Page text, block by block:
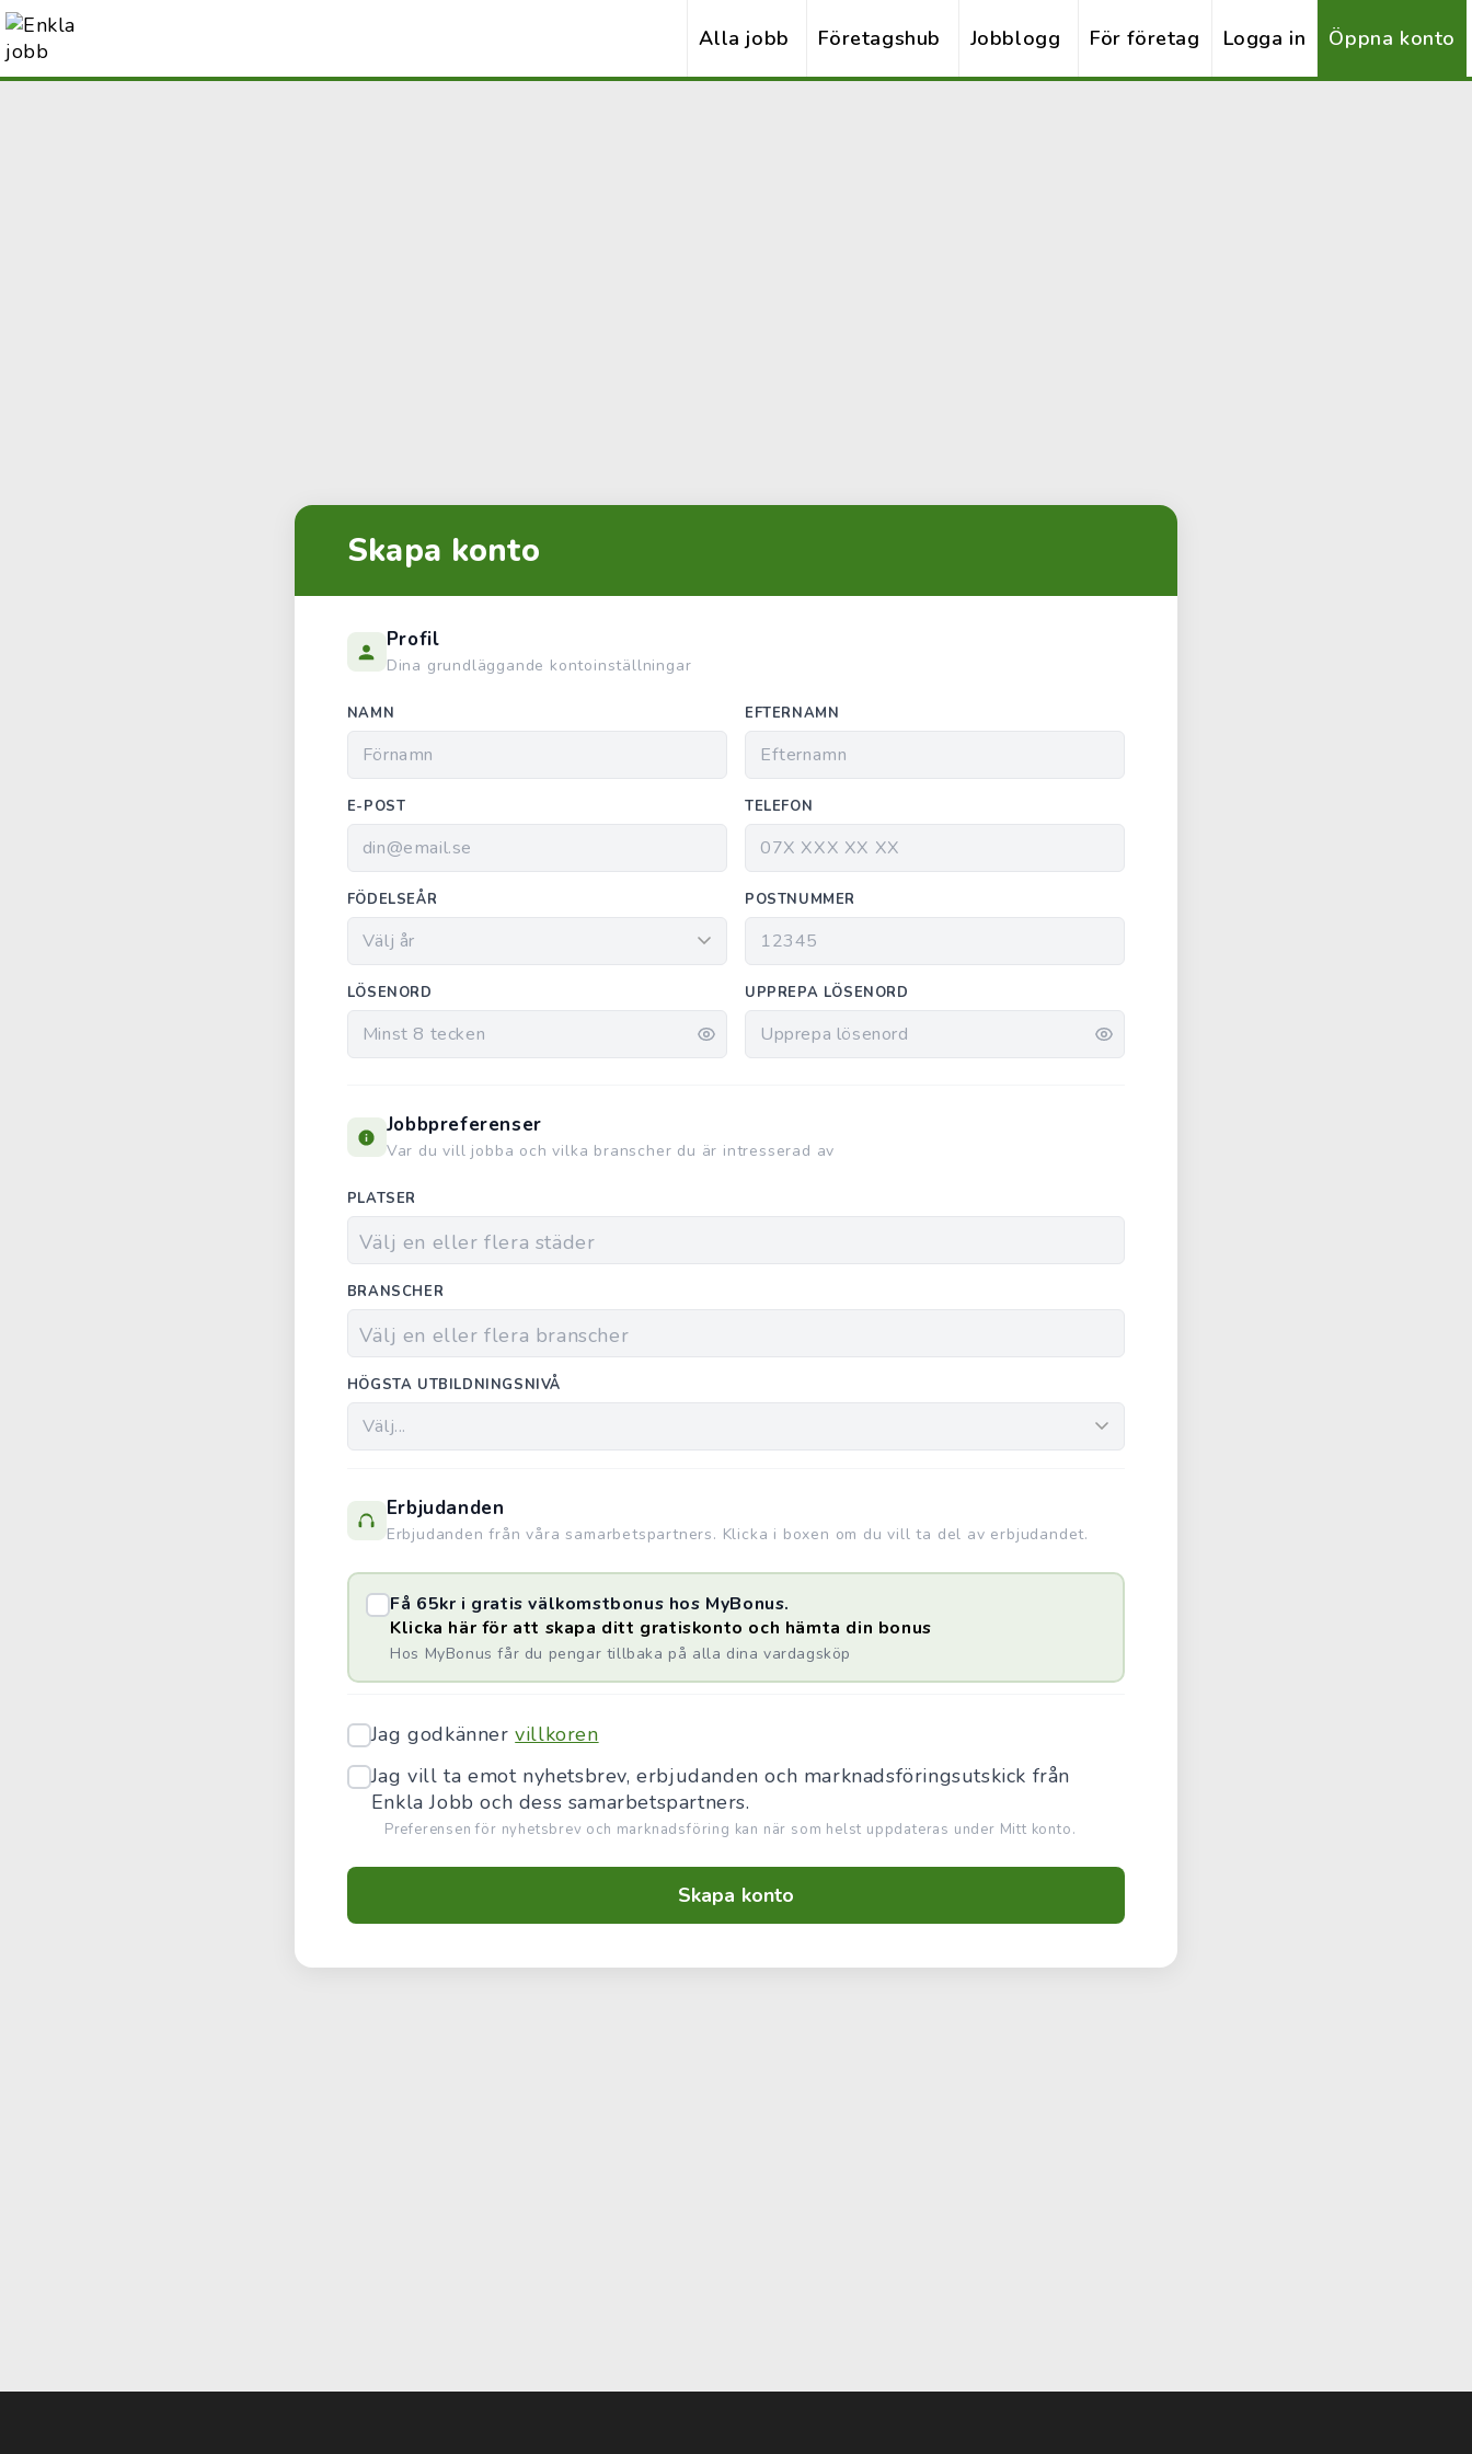
Alla jobb Företagshub Jobblogg För företag Logga in Öppna konto
Skapa konto
Profil
Dina grundläggande kontoinställningar
NAMN EFTERNAMN
E-POST TELEFON
FÖDELSEÅR POSTNUMMER
LÖSENORD UPPREPA LÖSENORD
Jobbpreferenser
Var du vill jobba och vilka branscher du är intresserad av
PLATSER
BRANSCHER
HÖGSTA UTBILDNINGSNIVÅ
Erbjudanden
Erbjudanden från våra samarbetspartners. Klicka i boxen om du vill ta del av erbjudandet.
Få 65kr i gratis välkomstbonus hos MyBonus.
Klicka här för att skapa ditt gratiskonto och hämta din bonus
Hos MyBonus får du pengar tillbaka på alla dina vardagsköp
Jag godkännervillkoren
Jag vill ta emot nyhetsbrev, erbjudanden och marknadsföringsutskick från
Enkla Jobb och dess samarbetspartners.
Preferensen för nyhetsbrev och marknadsföring kan när som helst uppdateras under Mitt konto.